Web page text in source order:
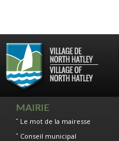
MAIRIE
Le mot de la mairesse
Conseil municipal